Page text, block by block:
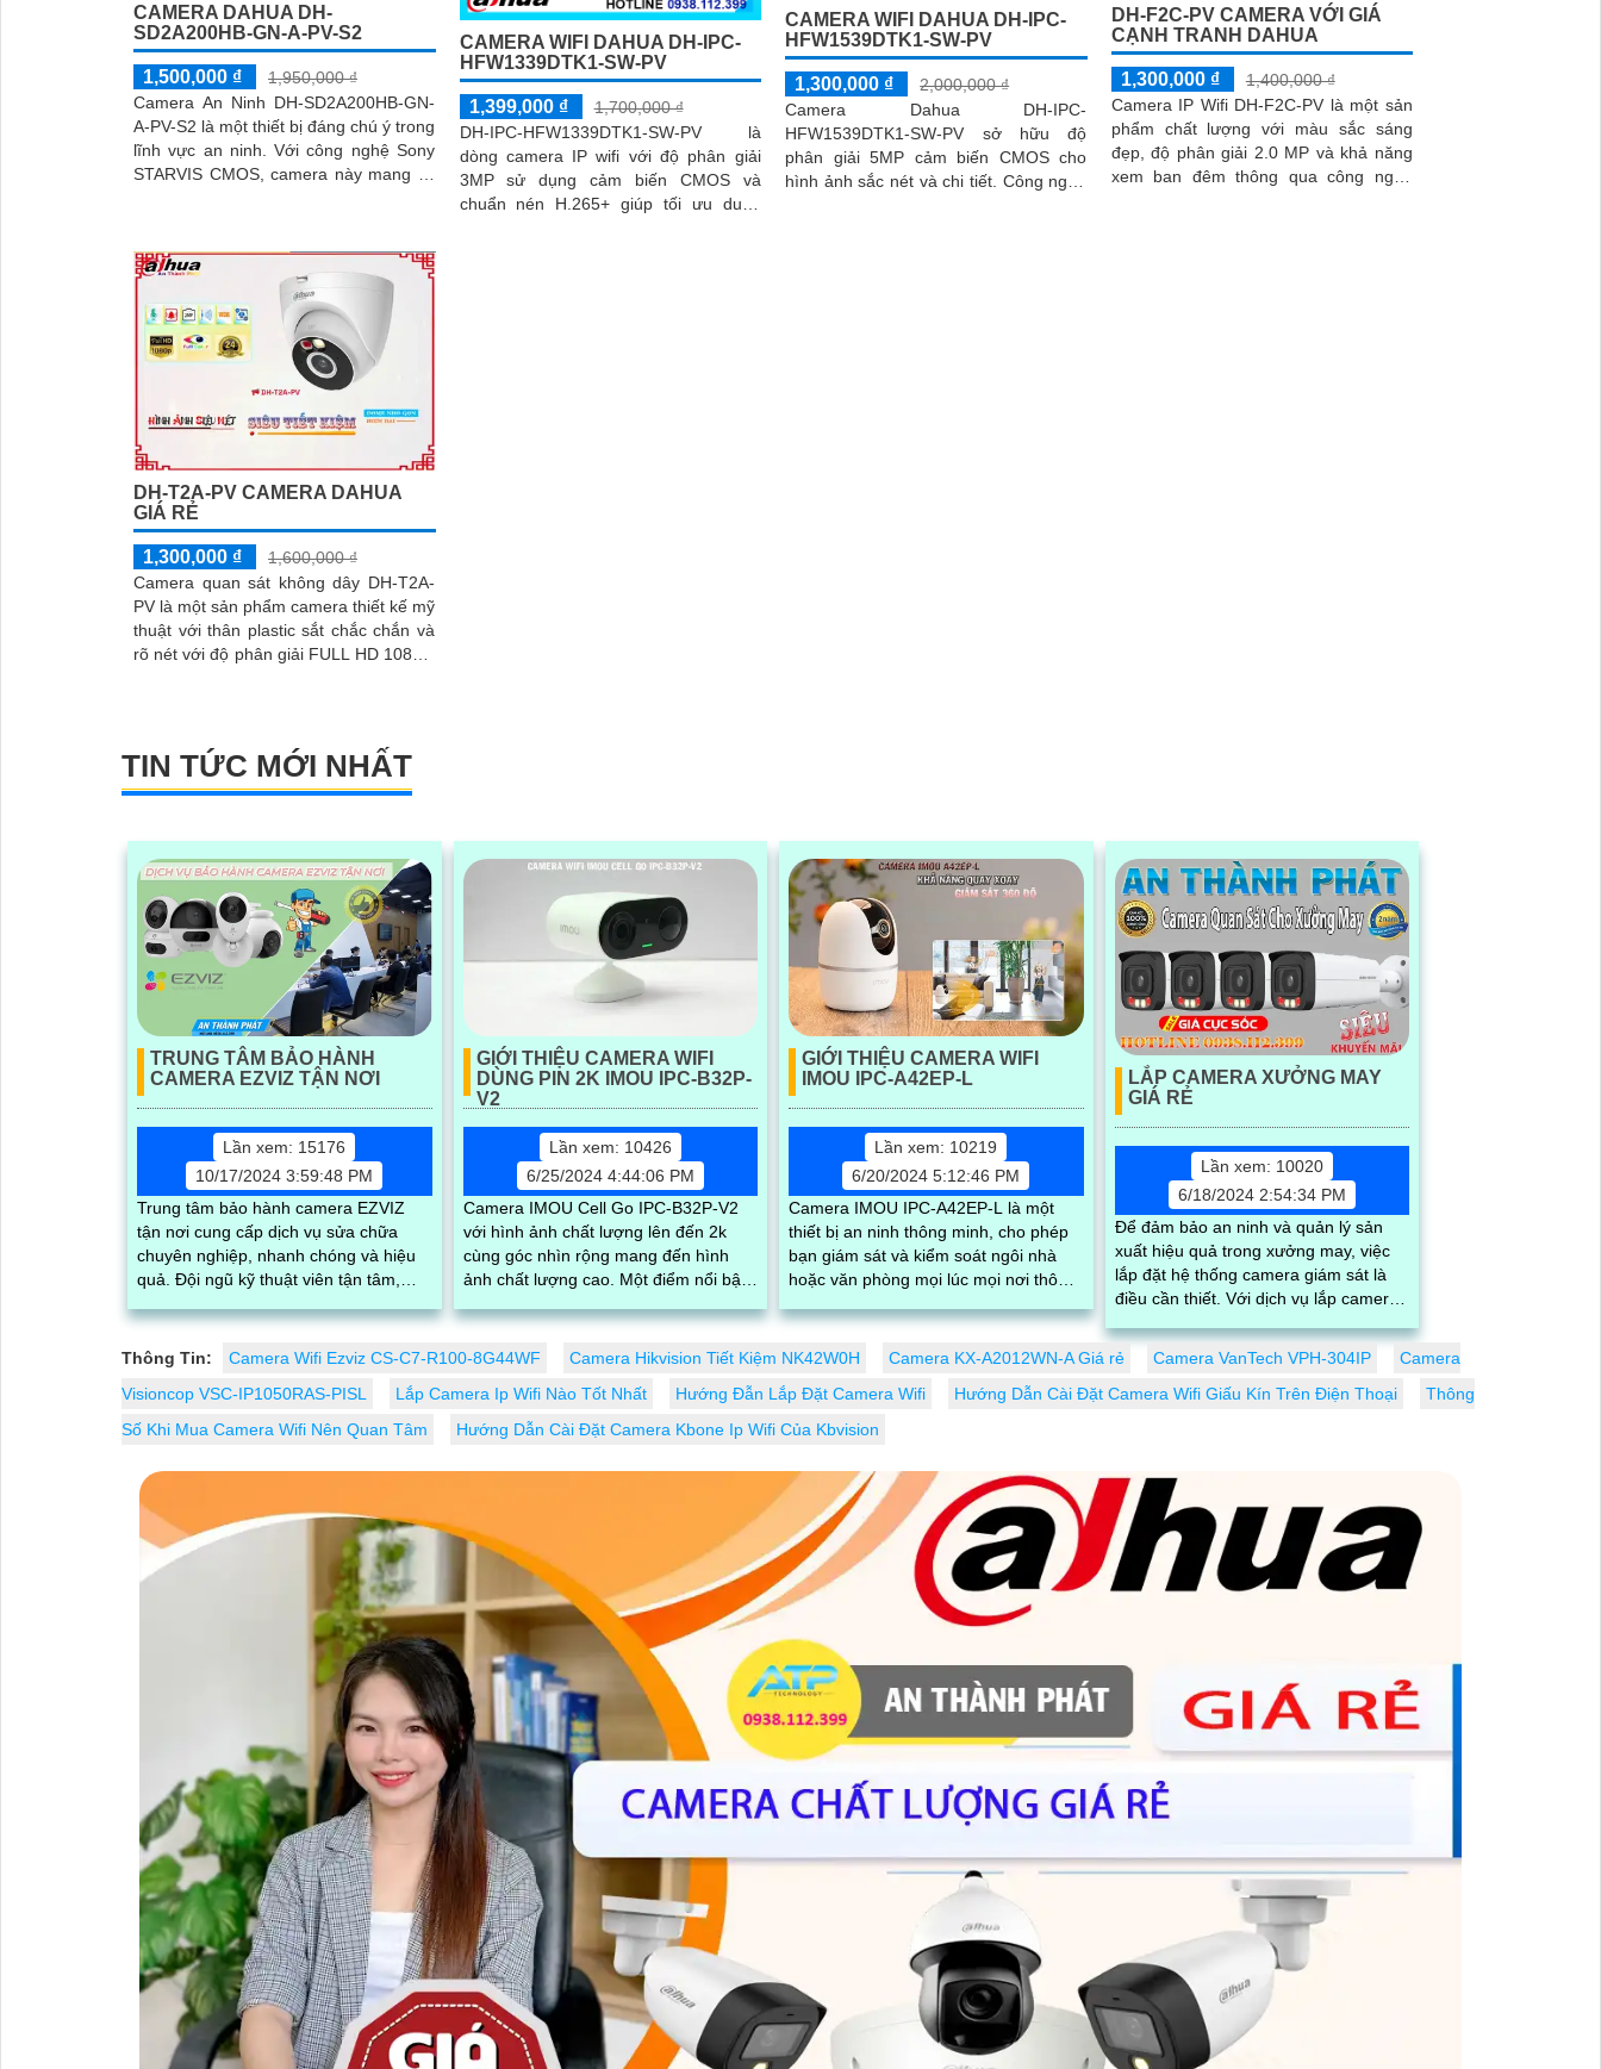
CAMERA DAHUA DH-
SD2A200HB-GN-A-PV-S2
1,500,000 ₫
1,950,000 ₫
Camera An Ninh DH-SD2A200HB-GN-
A-PV-S2 là một thiết bị đáng chú ý trong
lĩnh vực an ninh. Với công nghệ Sony
STARVIS CMOS, camera này mang lại
CAMERA WIFI DAHUA DH-IPC-
HFW1339DTK1-SW-PV
1,399,000 ₫
1,700,000 ₫
DH-IPC-HFW1339DTK1-SW-PV là
dòng camera IP wifi với độ phân giải
3MP sử dụng cảm biến CMOS và
chuẩn nén H.265+ giúp tối ưu dung
CAMERA WIFI DAHUA DH-IPC-
HFW1539DTK1-SW-PV
1,300,000 ₫
2,000,000 ₫
Camera Dahua DH-IPC-
HFW1539DTK1-SW-PV sở hữu độ
phân giải 5MP cảm biến CMOS cho
hình ảnh sắc nét và chi tiết. Công nghệ
DH-F2C-PV CAMERA VỚI GIÁ
CẠNH TRANH DAHUA
1,300,000 ₫
1,400,000 ₫
Camera IP Wifi DH-F2C-PV là một sản
phẩm chất lượng với màu sắc sáng
đẹp, độ phân giải 2.0 MP và khả năng
xem ban đêm thông qua công nghệ
DH-T2A-PV CAMERA DAHUA
GIÁ RẺ
1,300,000 ₫
1,600,000 ₫
Camera quan sát không dây DH-T2A-
PV là một sản phẩm camera thiết kế mỹ
thuật với thân plastic sắt chắc chắn và
rõ nét với độ phân giải FULL HD 1080P.
TIN TỨC MỚI NHẤT
TRUNG TÂM BẢO HÀNH
CAMERA EZVIZ TẬN NƠI
Lần xem: 15176
10/17/2024 3:59:48 PM
Trung tâm bảo hành camera EZVIZ
tận nơi cung cấp dịch vụ sửa chữa
chuyên nghiệp, nhanh chóng và hiệu
quả. Đội ngũ kỹ thuật viên tận tâm,
cố của bạn một cách nhanh chóng và
chính xác
GIỚI THIỆU CAMERA WIFI
DÙNG PIN 2K IMOU IPC-B32P-
V2
Lần xem: 10426
6/25/2024 4:44:06 PM
Camera IMOU Cell Go IPC-B32P-V2
với hình ảnh chất lượng lên đến 2k
cùng góc nhìn rộng mang đến hình
ảnh chất lượng cao. Một điểm nổi bật
xạc...
GIỚI THIỆU CAMERA WIFI
IMOU IPC-A42EP-L
Lần xem: 10219
6/20/2024 5:12:46 PM
Camera IMOU IPC-A42EP-L là một
thiết bị an ninh thông minh, cho phép
bạn giám sát và kiểm soát ngôi nhà
hoặc văn phòng mọi lúc mọi nơi thông
cao, hình ảnh sắc nét và rõ ràng
LẮP CAMERA XƯỞNG MAY
GIÁ RẺ
Lần xem: 10020
6/18/2024 2:54:34 PM
Để đảm bảo an ninh và quản lý sản
xuất hiệu quả trong xưởng may, việc
lắp đặt hệ thống camera giám sát là
điều cần thiết. Với dịch vụ lắp camera
Thông Tin:
Camera Wifi Ezviz CS-C7-R100-8G44WF Camera Hikvision Tiết Kiệm NK42W0H Camera KX-A2012WN-A Giá rẻ Camera VanTech VPH-304IP
Camera
Visioncop VSC-IP1050RAS-PISL
Lắp Camera Ip Wifi Nào Tốt Nhất Hướng Đẫn Lắp Đặt Camera Wifi Hướng Dẫn Cài Đặt Camera Wifi Giấu Kín Trên Điện Thoại
Thông
Số Khi Mua Camera Wifi Nên Quan Tâm
Hướng Dẫn Cài Đặt Camera Kbone Ip Wifi Của Kbvision